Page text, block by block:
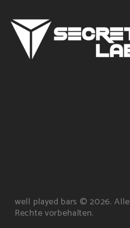
well played bars © 2026. Alle
Rechte vorbehalten.